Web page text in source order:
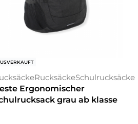
RucksäckeSchulrucksäcke
Ergonomischer
grau ab klasse